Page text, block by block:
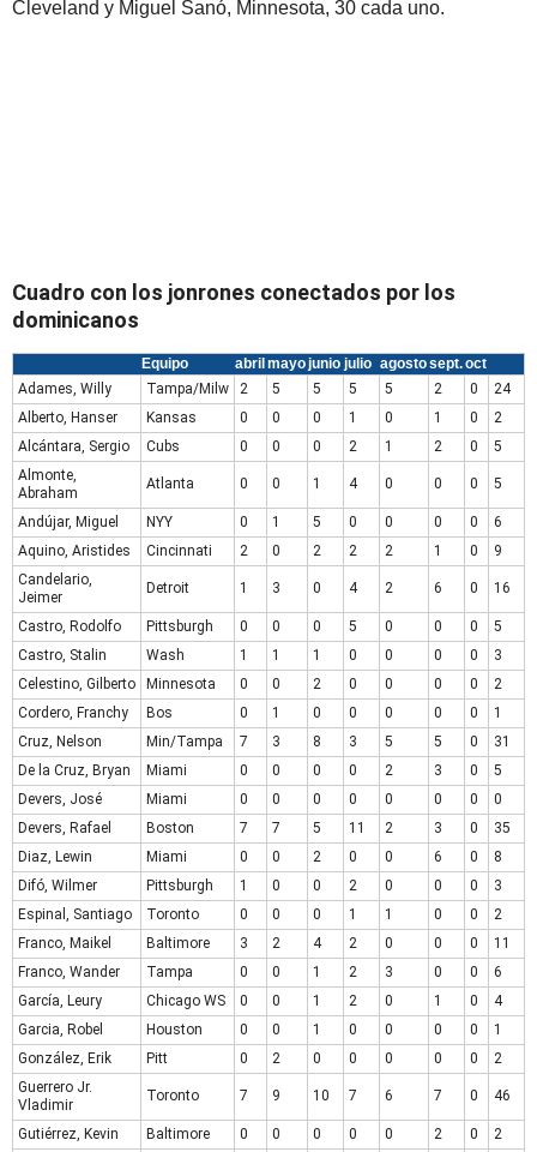
Cleveland y Miguel Sanó, Minnesota, 30 cada uno.
Cuadro con los jonrones conectados por los
dominicanos
Equipo abrilmayojunio julio agostosept.oct
Adames, Willy
Tampa/Milw 2 5 5 5 5 2 0
24
Alberto, Hanser
Kansas 0 0 0 1 0 1 0
2
Alcántara, Sergio
Cubs 0 0 0 2 1 2 0
5
Almonte,
Abraham
Atlanta 0 0 1 4 0 0 0 5
Andújar, Miguel NYY 0 1 5 0 0 0 0
6
Aquino, Aristides
Cincinnati 2 0 2 2 2 1 0
9
Candelario,
Jeimer
Detroit 1 3 0 4 2 6 0 16
Castro, Rodolfo Pittsburgh 0 0 0 5 0 0 0
5
Castro, Stalin
Wash 1 1 1 0 0 0 0
3
Celestino, Gilberto
Minnesota 0 0 2 0 0 0 0
2
Cordero, Franchy
Bos 0 1 0 0 0 0 0
1
Cruz, Nelson
Min/Tampa 7 3 8 3 5 5 0
31
De la Cruz, Bryan
Miami 0 0 0 0 2 3 0
5
Devers, José
Miami 0 0 0 0 0 0 0
0
Devers, Rafael
Boston 7 7 5 11 2 3 0
35
Diaz, Lewin
Miami 0 0 2 0 0 6 0
8
Difó, Wilmer
Pittsburgh 1 0 0 2 0 0 0
3
Espinal, Santiago
Toronto 0 0 0 1 1 0 0
2
Franco, Maikel
Baltimore 3 2 4 2 0 0 0
11
Franco, Wander
Tampa 0 0 1 2 3 0 0
6
García, Leury
Chicago WS 0 0 1 2 0 1 0
4
Garcia, Robel
Houston 0 0 1 0 0 0 0
1
González, Erik
Pitt 0 2 0 0 0 0 0
2
Guerrero Jr.
Vladimir
Toronto 7 9 10 7 6 7 0 46
Gutiérrez, Kevin Baltimore 0 0 0 0 0 2 0
2